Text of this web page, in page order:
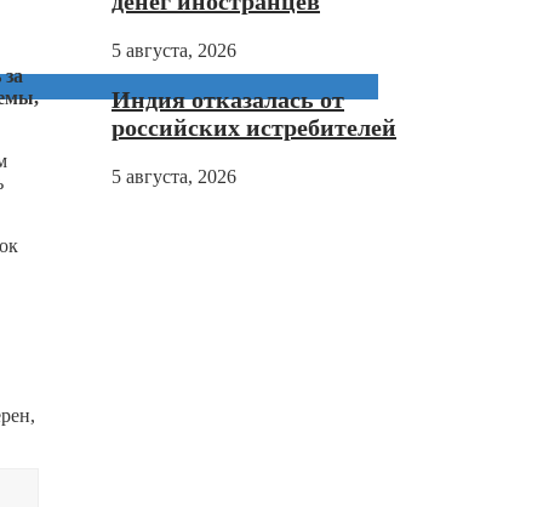
5 августа, 2026
Индия отказалась от
российских истребителей
5 августа, 2026